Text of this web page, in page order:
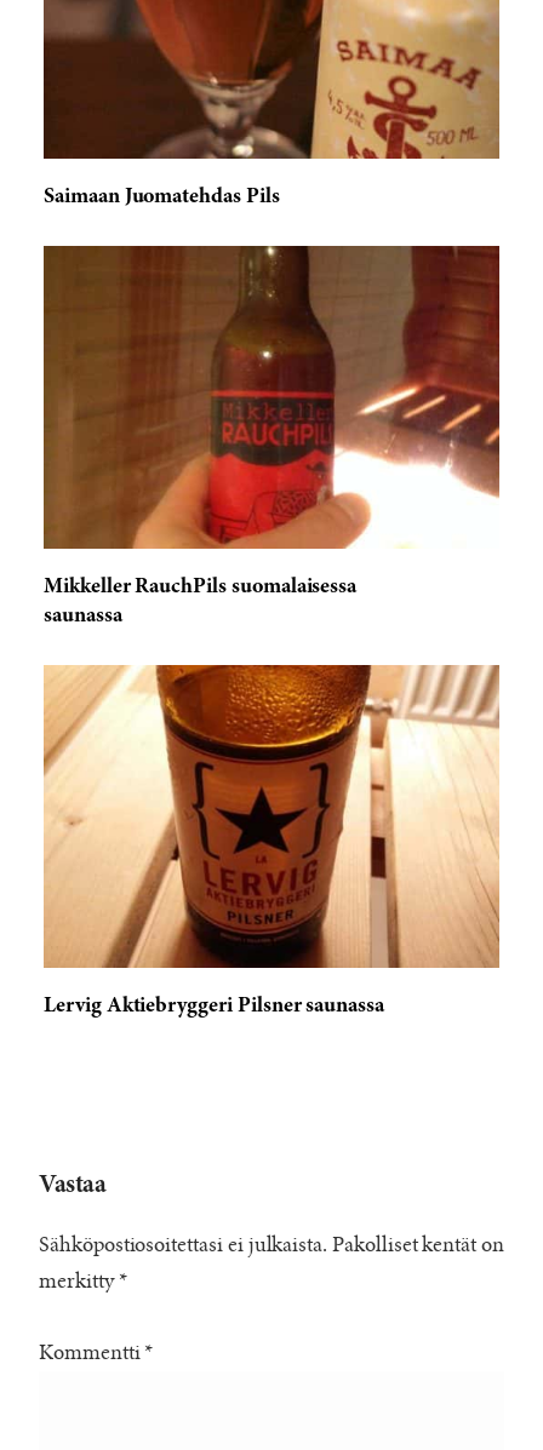
Saimaan Juomatehdas Pils
Mikkeller RauchPils suomalaisessa
saunassa
Lervig Aktiebryggeri Pilsner saunassa
Vastaa
Sähköpostiosoitettasi ei julkaista. Pakolliset kentät on
merkitty *
Kommentti *